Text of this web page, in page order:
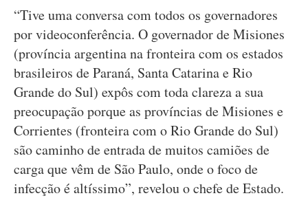
“Tive uma conversa com todos os governadores
por videoconferência. O governador de Misiones
(província argentina na fronteira com os estados
brasileiros de Paraná, Santa Catarina e Rio
Grande do Sul) expôs com toda clareza a sua
preocupação porque as províncias de Misiones e
Corrientes (fronteira com o Rio Grande do Sul)
são caminho de entrada de muitos camiões de
carga que vêm de São Paulo, onde o foco de
infecção é altíssimo”, revelou o chefe de Estado.